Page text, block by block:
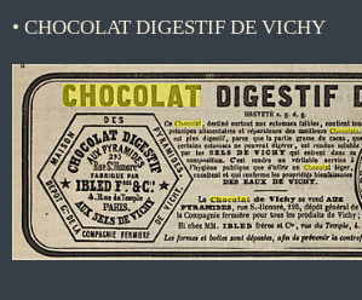
• CHOCOLAT DIGESTIF DE VICHY